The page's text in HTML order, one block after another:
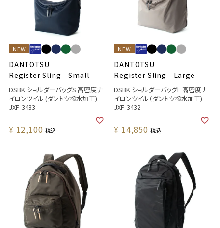
NEW
DANTOTSU
Register Sling - Small
DSBK ショルダーバッグS 高密度ナ
イロンツイル (ダントツ撥水加工)
JXF-3433
¥ 12,100 税込
NEW
DANTOTSU
Register Sling - Large
DSBK ショルダーバッグL 高密度ナ
イロンツイル（ダントツ撥水加工)
JXF-3432
¥ 14,850 税込